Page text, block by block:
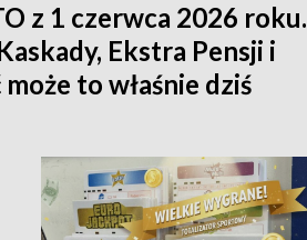
z 1 czerwca 2026 roku.
Ekstra Pensji i
to właśnie dziś